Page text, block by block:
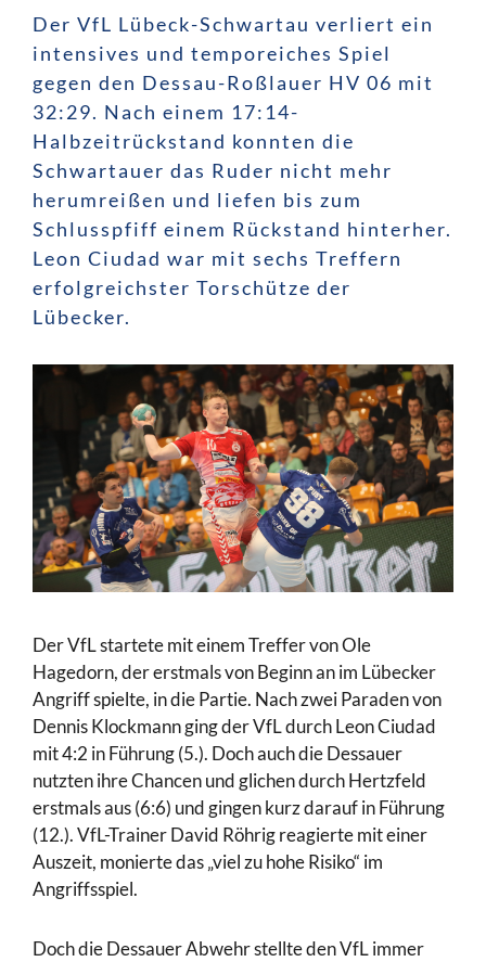
Der VfL Lübeck-Schwartau verliert ein
intensives und temporeiches Spiel
gegen den Dessau-Roßlauer HV 06 mit
32:29. Nach einem 17:14-
Halbzeitrückstand konnten die
Schwartauer das Ruder nicht mehr
herumreißen und liefen bis zum
Schlusspfiff einem Rückstand hinterher.
Leon Ciudad war mit sechs Treffern
erfolgreichster Torschütze der
Lübecker.
Der VfL startete mit einem Treffer von Ole
Hagedorn, der erstmals von Beginn an im Lübecker
Angriff spielte, in die Partie. Nach zwei Paraden von
Dennis Klockmann ging der VfL durch Leon Ciudad
mit 4:2 in Führung (5.). Doch auch die Dessauer
nutzten ihre Chancen und glichen durch Hertzfeld
erstmals aus (6:6) und gingen kurz darauf in Führung
(12.). VfL-Trainer David Röhrig reagierte mit einer
Auszeit, monierte das „viel zu hohe Risiko“ im
Angriffsspiel.
Doch die Dessauer Abwehr stellte den VfL immer